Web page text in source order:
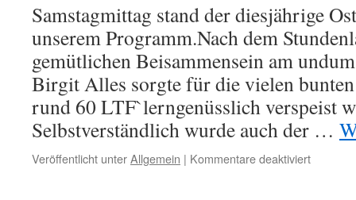
Samstagmittag stand der diesjährige
unserem Programm.Nach dem
gemütlichen Beisammensein am
Birgit Alles sorgte für die vielen
rund 60 LTF`lerngenüsslich verspeist
Selbstverständlich wurde auch der …
Veröffentlicht unterAllgemein | Kommentare deaktiviertfür